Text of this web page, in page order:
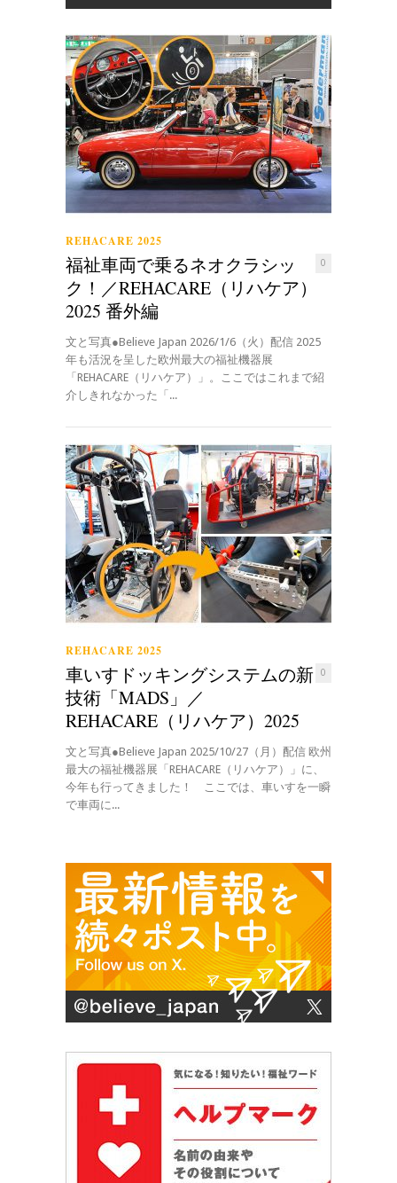
REHACARE 2025
0
福祉車両で乗るネオクラシッ
ク！／REHACARE（リハケア）
2025 番外編
文と写真●Believe Japan 2026/1/6（火）配信 2025
年も活況を呈した欧州最大の福祉機器展
「REHACARE（リハケア）」。ここではこれまで紹
介しきれなかった「...
REHACARE 2025
0
車いすドッキングシステムの新
技術「MADS」／
REHACARE（リハケア）2025
文と写真●Believe Japan 2025/10/27（月）配信 欧州
最大の福祉機器展「REHACARE（リハケア）」に、
今年も行ってきました！ ここでは、車いすを一瞬
で車両に...